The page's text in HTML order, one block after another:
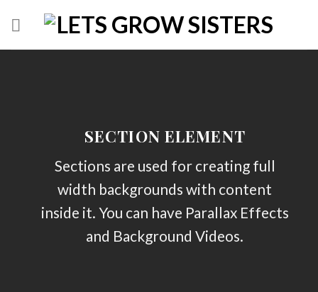
SECTION ELEMENT
Sections are used for creating full
width backgrounds with content
inside it. You can have Parallax Effects
and Background Videos.